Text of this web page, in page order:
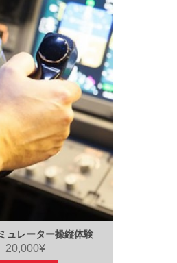
レーター操縦体験
20,000¥